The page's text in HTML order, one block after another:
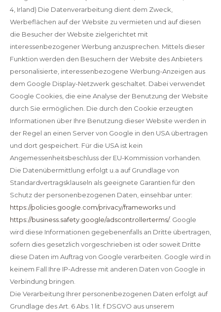
4, Irland) Die Datenverarbeitung dient dem Zweck,
Werbeflächen auf der Website zu vermieten und auf diesen
die Besucher der Website zielgerichtet mit
interessenbezogener Werbung anzusprechen. Mittels dieser
Funktion werden den Besuchern der Website des Anbieters
personalisierte, interessenbezogene Werbung-Anzeigen aus
dem Google Display-Netzwerk geschaltet. Dabei verwendet
Google Cookies, die eine Analyse der Benutzung der Website
durch Sie ermöglichen. Die durch den Cookie erzeugten
Informationen über Ihre Benutzung dieser Website werden in
der Regel an einen Server von Google in den USA übertragen
und dort gespeichert. Für die USA ist kein
Angemessenheitsbeschluss der EU-Kommission vorhanden.
Die Datenübermittlung erfolgt u.a auf Grundlage von
Standardvertragsklauseln als geeignete Garantien für den
Schutz der personenbezogenen Daten, einsehbar unter:
https://policies.google.com/privacy/frameworks und
https://business.safety.google/adscontrollerterms/. Google
wird diese Informationen gegebenenfalls an Dritte übertragen,
sofern dies gesetzlich vorgeschrieben ist oder soweit Dritte
diese Daten im Auftrag von Google verarbeiten. Google wird in
keinem Fall Ihre IP-Adresse mit anderen Daten von Google in
Verbindung bringen.
Die Verarbeitung Ihrer personenbezogenen Daten erfolgt auf
Grundlage des Art. 6 Abs. 1 lit. f DSGVO aus unserem